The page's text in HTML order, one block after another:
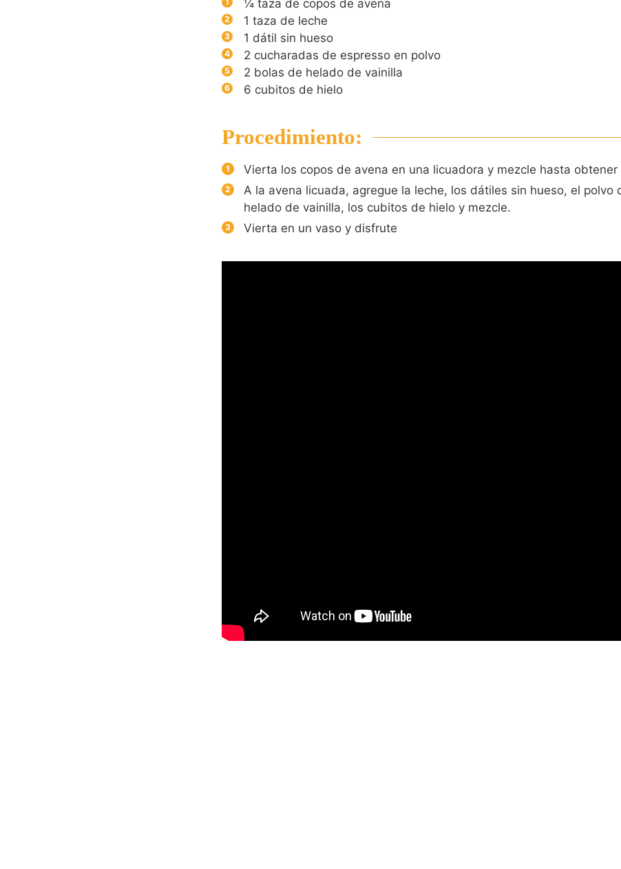
¼ taza de copos de avena
1 taza de leche
1 dátil sin hueso
2 cucharadas de espresso en polvo
2 bolas de helado de vainilla
6 cubitos de hielo
Procedimiento:
Vierta los copos de avena en una licuadora y mezcle hasta obtener
A la avena licuada, agregue la leche, los dátiles sin hueso, el polvo
helado de vainilla, los cubitos de hielo y mezcle.
Vierta en un vaso y disfrute